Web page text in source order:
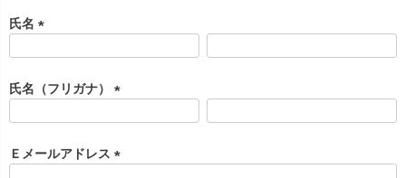
氏名
須
)
氏名（フリガナ）
須
)
Ｅメールアドレス